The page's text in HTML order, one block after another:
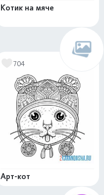
Котик на мяче
704
Арт-кот